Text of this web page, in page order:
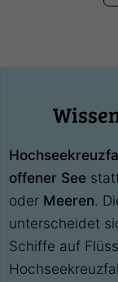
offener See
oder Meeren.
unterscheidet
Schiffe auf